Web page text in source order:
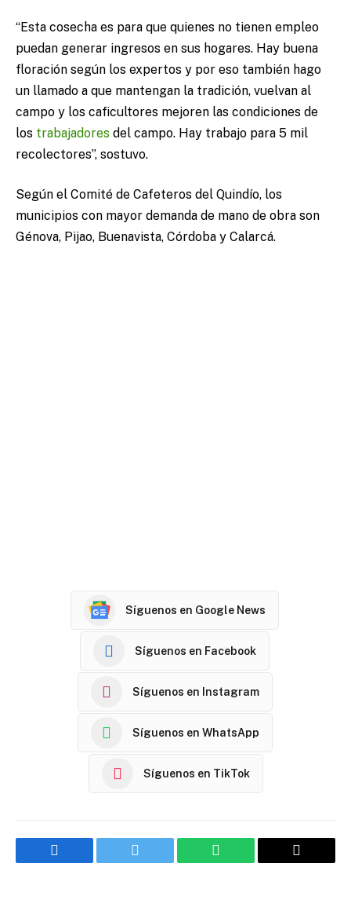
“Esta cosecha es para que quienes no tienen empleo
puedan generar ingresos en sus hogares. Hay buena
floración según los expertos y por eso también hago
un llamado a que mantengan la tradición, vuelvan al
campo y los caficultores mejoren las condiciones de
los trabajadores del campo. Hay trabajo para 5 mil
recolectores”, sostuvo.
Según el Comité de Cafeteros del Quindío, los
municipios con mayor demanda de mano de obra son
Génova, Pijao, Buenavista, Córdoba y Calarcá.
Síguenos en Google News
Síguenos en Facebook
Síguenos en Instagram
Síguenos en WhatsApp
Síguenos en TikTok
Facebook Twitter WhatsApp Email